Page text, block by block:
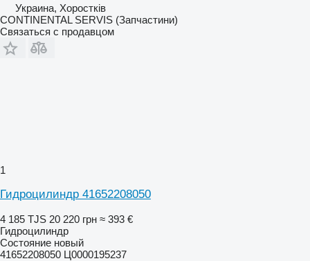
Украина, Хоростків
CONTINENTAL SERVIS (Запчастини)
Связаться с продавцом
1
Гидроцилиндр 41652208050
4 185 TJS 20 220 грн ≈ 393 €
Гидроцилиндр
Состояние новый
41652208050 Ц0000195237